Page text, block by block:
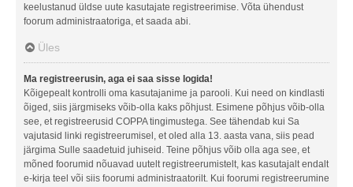
keelustanud üldse uute kasutajate registreerimise. Võta ühendust
foorum administraatoriga, et saada abi.
Üles
Ma registreerusin, aga ei saa sisse logida!
Kõigepealt kontrolli oma kasutajanime ja parooli. Kui need on kindlasti
õiged, siis järgmiseks võib-olla kaks põhjust. Esimene põhjus võib-olla
see, et registreerusid COPPA tingimustega. See tähendab kui Sa
vajutasid linki registreerumisel, et oled alla 13. aasta vana, siis pead
järgima Sulle saadetuid juhiseid. Teine põhjus võib olla aga see, et
mõned foorumid nõuavad uutelt registreerumistelt, kas kasutajalt endalt
e-kirja teel või siis foorumi administraatorilt. Kui foorumi registreerumine